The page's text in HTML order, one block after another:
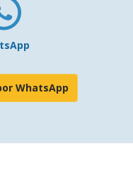
WhatsApp